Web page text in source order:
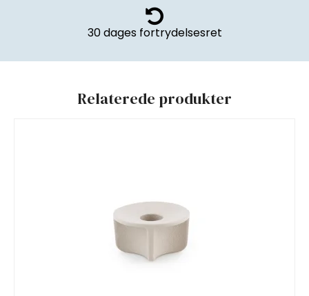
30 dages fortrydelsesret
Relaterede produkter